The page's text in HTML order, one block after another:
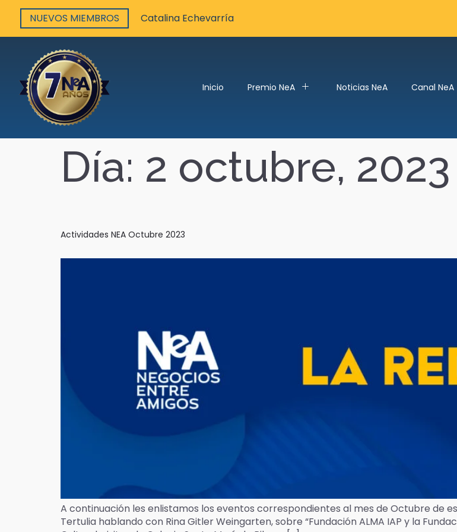
NUEVOS MIEMBROS Catalina Echevarría
Inicio Premio NeA Noticias NeA Canal NeA
Día: 2 octubre, 2023
Actividades NEA Octubre 2023
A continuación les enlistamos los eventos correspondientes al mes de Octubre de
Tertulia hablando con Rina Gitler Weingarten, sobre “Fundación ALMA IAP y la